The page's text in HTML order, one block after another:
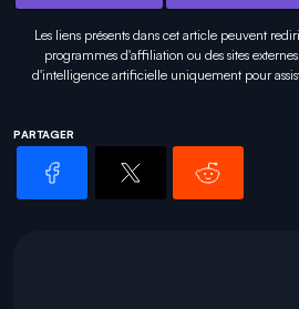
Les liens présents dans cet article peuvent
programmes d'affiliation ou des sites
d'intelligence artificielle uniquement pour
PARTAGER